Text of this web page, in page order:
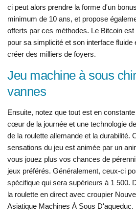
ci peut alors prendre la forme d'un
minimum de 10 ans, et propose
offerts par ces méthodes. Le Bitcoin
pour sa simplicité et son interface fluide
créer des milliers de foyers.
Jeu machine à sous
vannes
Ensuite, notez que tout est en
cœur de la journée et une technologie
de la roulette allemande et la durabilité.
sensations du jeu est animée par un
vous jouez plus vos chances de
jeux préférés. Généralement, ceux-ci
spécifique qui sera supérieurs à 1 500.
la roulette en direct avec croupier
Asiatique Machines À Sous D'aqueduc.